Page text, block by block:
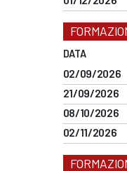
DATA
02/09/2026
21/09/2026
08/10/2026
02/11/2026